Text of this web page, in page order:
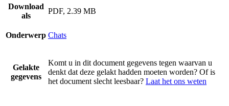
Download
als
PDF, 2.39 MB
Onderwerp Chats
Gelakte
gegevens
Komt u in dit document gegevens tegen waarvan u
denkt dat deze gelakt hadden moeten worden? Of is
het document slecht leesbaar? Laat het ons weten